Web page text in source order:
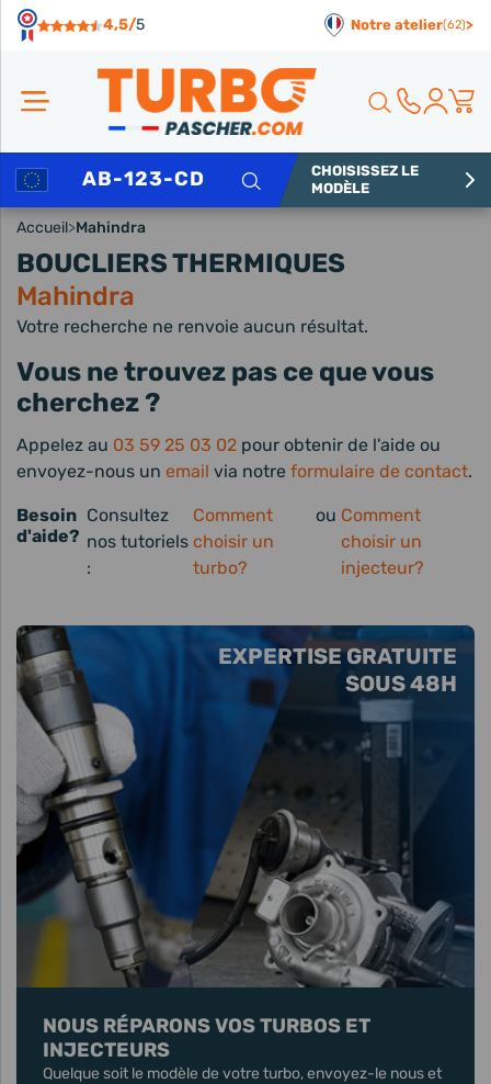
4,5/5 Notre atelier(62)>
Rechercher
CHOISISSEZ LE
MODÈLE
Accueil>Mahindra
BOUCLIERS THERMIQUES
Mahindra
EXPERTISE GRATUITE
SOUS 48H
NOUS RÉPARONS VOS TURBOS ET
INJECTEURS
Quelque soit le modèle de votre turbo, envoyez-le nous et
Votre recherche ne renvoie aucun résultat.
Vous ne trouvez pas ce que vous
cherchez ?
Appelez au 03 59 25 03 02 pour obtenir de l'aide ou
envoyez-nous un email via notre formulaire de contact.
Besoin
d'aide?
Consultez
nos tutoriels
:
Comment
choisir un
turbo?
ou Comment
choisir un
injecteur?
Panneau de gestion des cookies